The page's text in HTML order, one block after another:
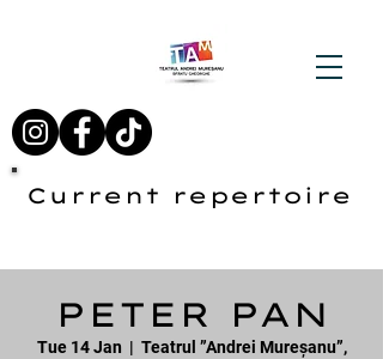
Current repertoire
PETER PAN
Tue 14 Jan
  |
Teatrul ”Andrei Mureșanu”,